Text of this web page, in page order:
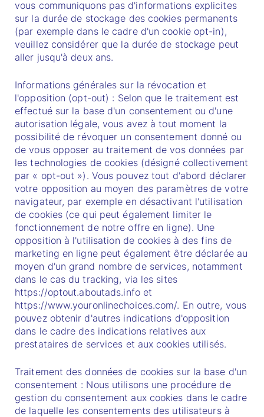
vous communiquons pas d'informations explicites
sur la durée de stockage des cookies permanents
(par exemple dans le cadre d'un cookie opt-in),
veuillez considérer que la durée de stockage peut
aller jusqu'à deux ans.
Informations générales sur la révocation et
l'opposition (opt-out) : Selon que le traitement est
effectué sur la base d'un consentement ou d'une
autorisation légale, vous avez à tout moment la
possibilité de révoquer un consentement donné ou
de vous opposer au traitement de vos données par
les technologies de cookies (désigné collectivement
par « opt-out »). Vous pouvez tout d'abord déclarer
votre opposition au moyen des paramètres de votre
navigateur, par exemple en désactivant l'utilisation
de cookies (ce qui peut également limiter le
fonctionnement de notre offre en ligne). Une
opposition à l'utilisation de cookies à des fins de
marketing en ligne peut également être déclarée au
moyen d'un grand nombre de services, notamment
dans le cas du tracking, via les sites
https://optout.aboutads.info et
https://www.youronlinechoices.com/. En outre, vous
pouvez obtenir d'autres indications d'opposition
dans le cadre des indications relatives aux
prestataires de services et aux cookies utilisés.
Traitement des données de cookies sur la base d'un
consentement : Nous utilisons une procédure de
gestion du consentement aux cookies dans le cadre
de laquelle les consentements des utilisateurs à